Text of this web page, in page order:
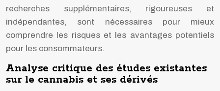
recherches supplémentaires, rigoureuses et
indépendantes, sont nécessaires pour mieux
comprendre les risques et les avantages potentiels
pour les consommateurs.
Analyse critique des études existantes
sur le cannabis et ses dérivés